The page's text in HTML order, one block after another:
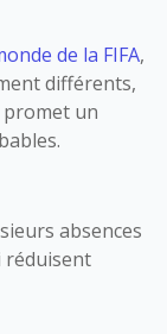
de la FIFA,
différents,
promet un
absences
réduisent